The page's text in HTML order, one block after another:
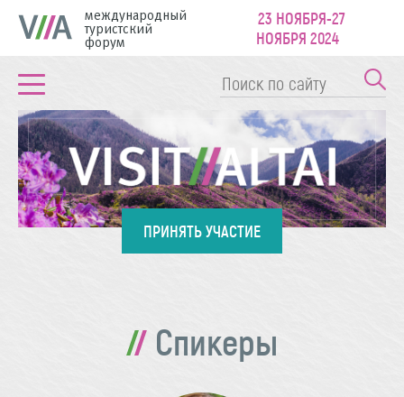
международный
туристский
форум
23 НОЯБРЯ-27
НОЯБРЯ 2024
ПРИНЯТЬ УЧАСТИЕ
Спикеры